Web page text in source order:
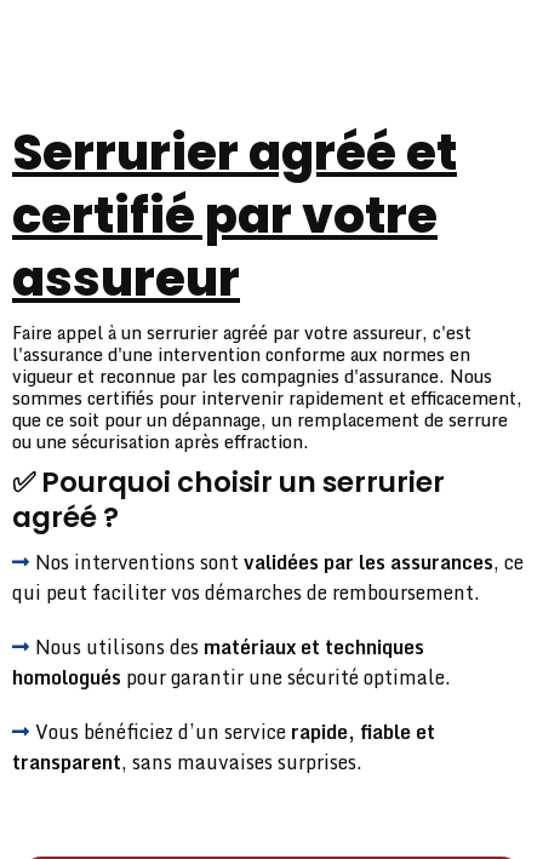
Serrurier agréé et
certifié par votre
assureur
Faire appel à un serrurier agréé par votre assureur, c'est
l'assurance d'une intervention conforme aux normes en
vigueur et reconnue par les compagnies d'assurance. Nous
sommes certifiés pour intervenir rapidement et efficacement,
que ce soit pour un dépannage, un remplacement de serrure
ou une sécurisation après effraction.
✅ Pourquoi choisir un serrurier
agréé ?
Nos interventions sontvalidées par les assurances, ce
qui peut faciliter vos démarches de remboursement.
Nous utilisons desmatériaux et techniques
homologués pour garantir une sécurité optimale.
Vous bénéficiez d’un servicerapide, fiable et
transparent, sans mauvaises surprises.